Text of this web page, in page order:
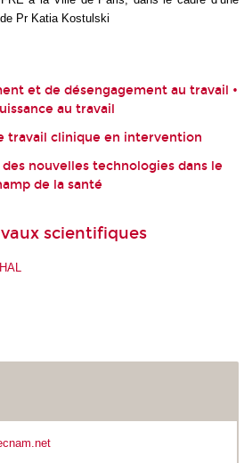
Pr Katia Kostulski
et de désengagement au travail •
au travail
travail clinique en intervention
nouvelles technologies dans le
de la santé
scientifiques